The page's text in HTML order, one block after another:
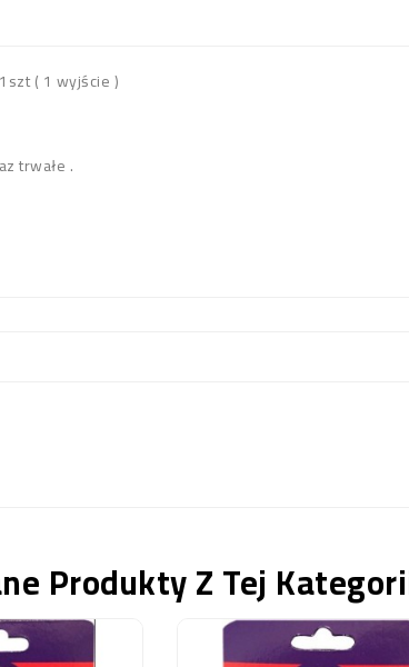
( 1 wyjście )
trwałe .
Produkty Z Tej